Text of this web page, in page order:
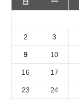
2 3
9 10
16 17
23 24